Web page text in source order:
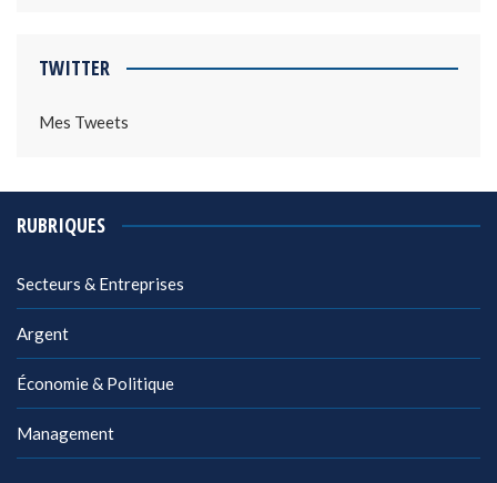
TWITTER
Mes Tweets
RUBRIQUES
Secteurs & Entreprises
Argent
Économie & Politique
Management